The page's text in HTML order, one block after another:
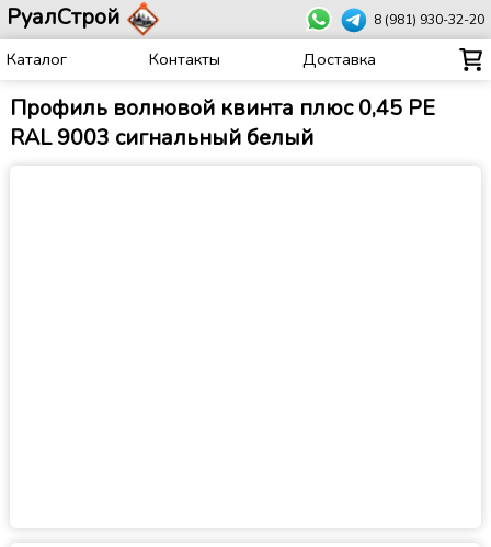
РуалСтрой 8 (981) 930-32-20
Каталог Контакты Доставка
Профиль волновой квинта плюс 0,45 PE
RAL 9003 сигнальный белый